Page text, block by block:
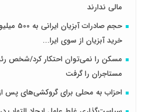
مالی ندارند
حجم
خرید آبزیان از سوی ایرا...
مسکن را نمی‌توان احتکار کرد/شخص
مستاجران را گرفت
احزاب به محلی برای گروکشی‌های پس